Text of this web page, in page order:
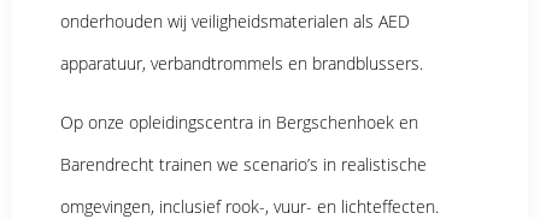
onderhouden wij veiligheidsmaterialen als AED
apparatuur, verbandtrommels en brandblussers.
Op onze opleidingscentra in Bergschenhoek en
Barendrecht trainen we scenario’s in realistische
omgevingen, inclusief rook-, vuur- en lichteffecten.